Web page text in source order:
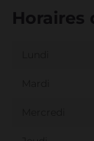
Horaires